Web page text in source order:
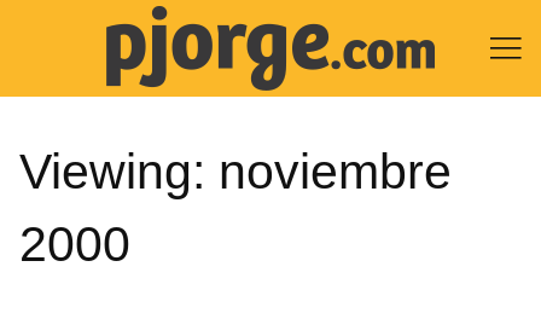

Viewing: noviembre
2000